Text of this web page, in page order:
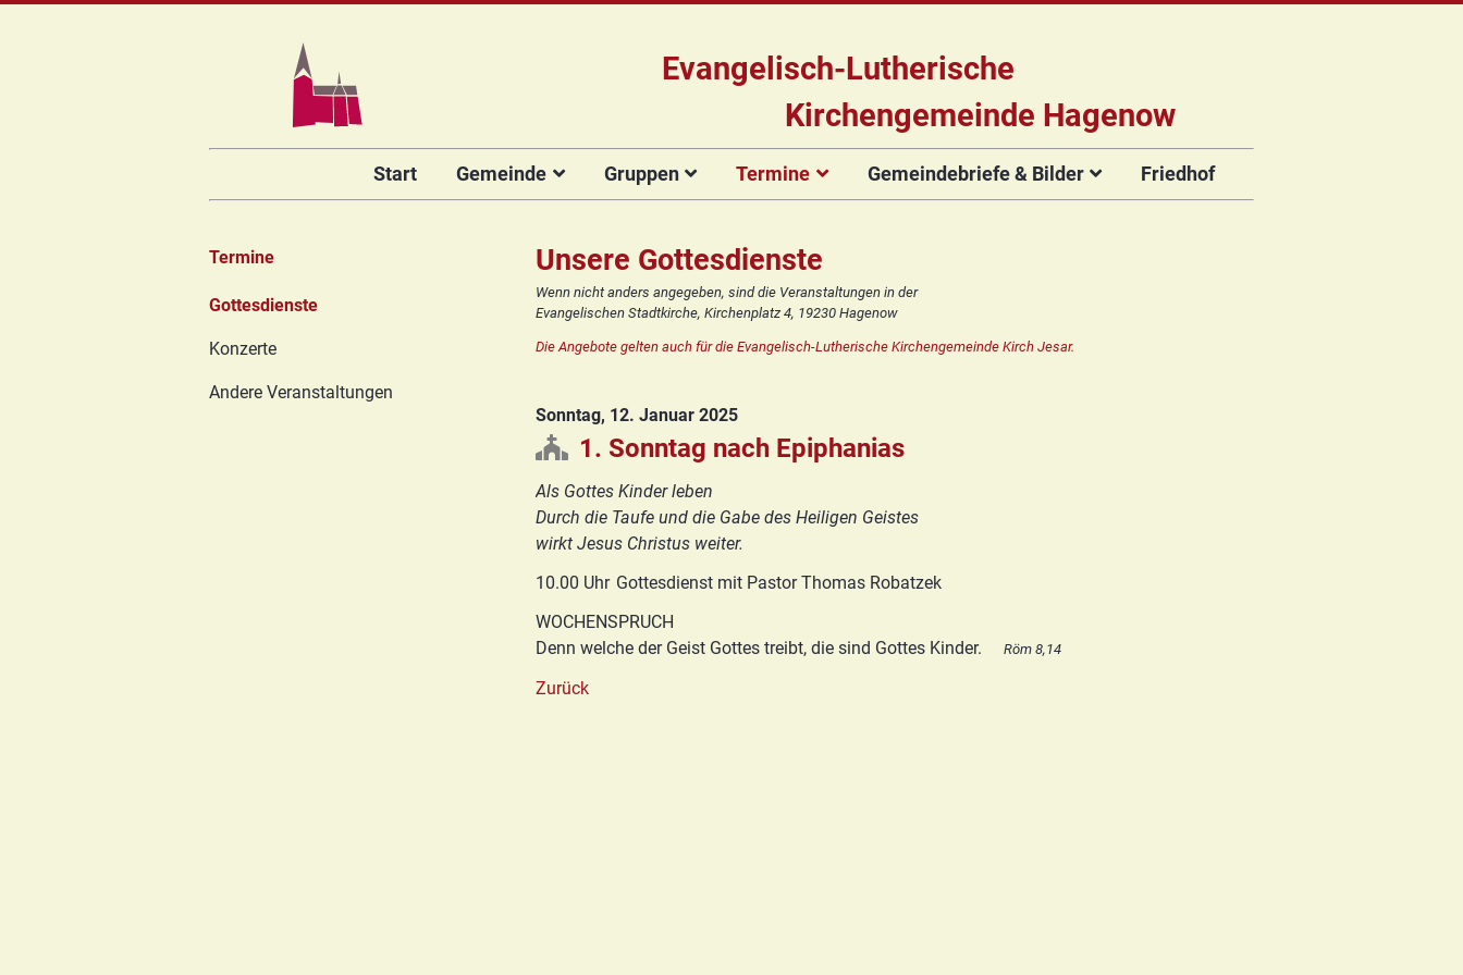
Evangelisch-Lutherische
Kirchengemeinde Hagenow
überspringen
Start Gemeinde
Das Team
Hauptamtliche
Kirchengemeinderat
Vorstellung der
Unsere Kirche
Orgelsanierung
Rückblick
Prävention
FAQ
HGN
Gruppen
Für Kinder
Kinderkirche
Kinderturnen
Konfirmanden
Für Erwachsene
Chor
Posaunenchor
Collegium
Blaues Kreuz
Chor
Posaunenchor
Freundeskreis
Seniorenkreis
Frauenkreis
Zirkusgruppe
Konfirmanden
Termine
Gottesdienste Konzerte
Flyer der
Gemeindebriefe & Bilder
Gemeindebriefe
Friedhof
Unsere Gottesdienste
Wenn nicht anders angegeben, sind die Veranstaltungen in der
Evangelischen Stadtkirche, Kirchenplatz 4, 19230 Hagenow
Die Angebote gelten auch für die Evangelisch-Lutherische Kirchengemeinde Kirch Jesar.
Sonntag, 12. Januar 2025
1. Sonntag nach Epiphanias
Als Gottes Kinder leben
Durch die Taufe und die Gabe des Heiligen Geistes
wirkt Jesus Christus weiter.
10.00 Uhr Gottesdienst mit Pastor Thomas Robatzek
WOCHENSPRUCH
Denn welche der Geist Gottes treibt, die sind Gottes Kinder.
Röm 8,14
Zurück
Termine
Navigation
Gottesdienste
Konzerte
Andere Veranstaltungen